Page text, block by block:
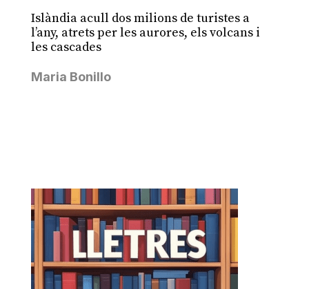
Islàndia acull dos milions de turistes a
l’any, atrets per les aurores, els volcans i
les cascades
Maria Bonillo